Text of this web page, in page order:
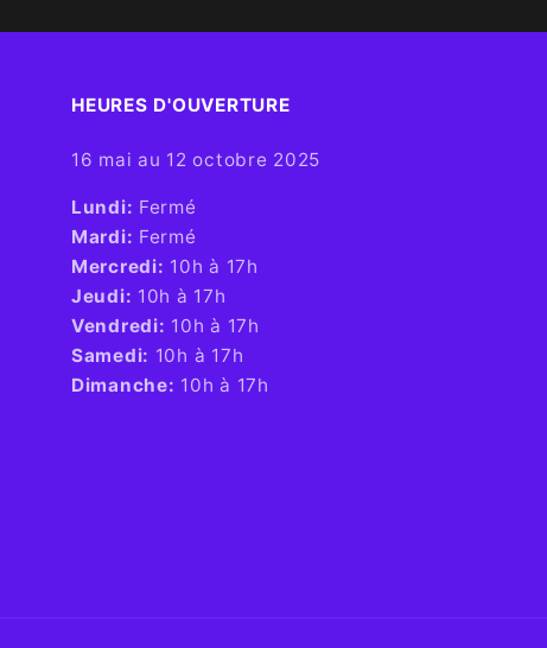
HEURES D'OUVERTURE​
16 mai au 12 octobre 2025
​Lundi: Fermé
Mardi: Fermé
Mercredi: 10h à 17h
Jeudi: 10h à 17h
Vendredi: 10h à 17h
Samedi: 10h à 17h
Dimanche: 10h à 17h